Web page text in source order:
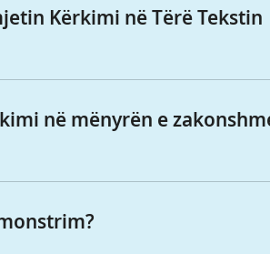
Kërkimi në Tërë Tekstin
në mënyrën e